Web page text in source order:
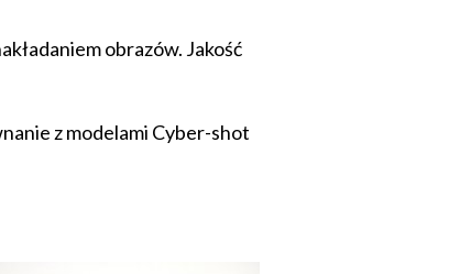
obrazów. Jakość
z modelami Cyber-shot